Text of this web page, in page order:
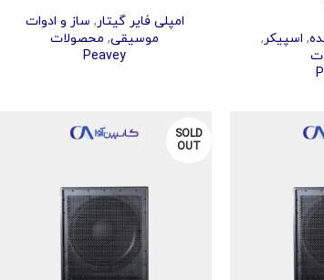
, اسپیکر,
امپلی فایر گیتار, ساز و ادوات
موسیقی, محصولات
Peavey
SOLD
OUT